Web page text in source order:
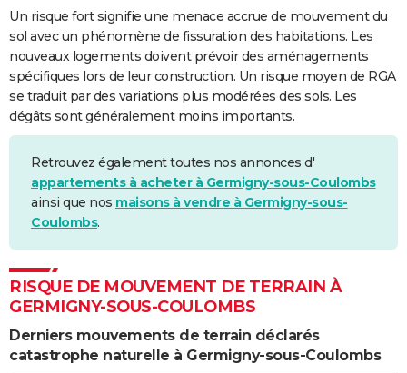
Un risque fort signifie une menace accrue de mouvement du
sol avec un phénomène de fissuration des habitations. Les
nouveaux logements doivent prévoir des aménagements
spécifiques lors de leur construction. Un risque moyen de RGA
se traduit par des variations plus modérées des sols. Les
dégâts sont généralement moins importants.
Retrouvez également toutes nos annonces d'
appartements à acheter à Germigny-sous-Coulombs
ainsi que nos maisons à vendre à Germigny-sous-
Coulombs.
RISQUE DE MOUVEMENT DE TERRAIN À
GERMIGNY-SOUS-COULOMBS
Derniers mouvements de terrain déclarés
catastrophe naturelle à Germigny-sous-Coulombs